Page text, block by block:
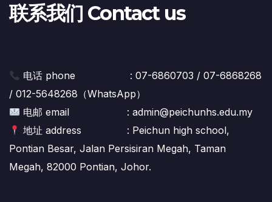
联系我们 Contact us
电话 phone : 07-6860703 / 07-6868268
/ 012-5648268（WhatsApp）
电邮 email : admin@peichunhs.edu.my
地址 address : Peichun high school,
Pontian Besar, Jalan Persisiran Megah, Taman
Megah, 82000 Pontian, Johor.